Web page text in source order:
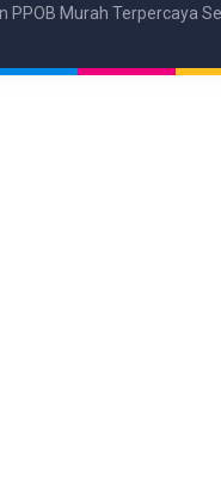
PPOB Murah Terpercaya